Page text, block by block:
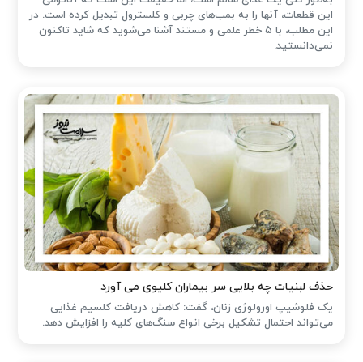
این قطعات، آنها را به بمب‌های چربی و کلسترول تبدیل کرده است. در
این مطلب، با ۵ خطر علمی و مستند آشنا می‌شوید که شاید تاکنون
نمی‌دانستید.
حذف لبنیات چه بلایی سر بیماران کلیوی می آورد
یک فلوشیپ اورولوژی زنان، گفت: کاهش دریافت کلسیم غذایی
می‌تواند احتمال تشکیل برخی انواع سنگ‌های کلیه را افزایش دهد.